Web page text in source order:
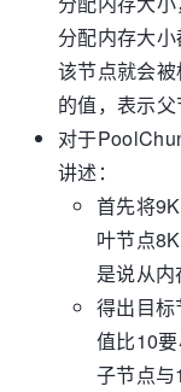
分配内存大
该节点就会
的值，表示
对于
讲述：
首先将
叶节点
是说从
得出目
值比10
子节点